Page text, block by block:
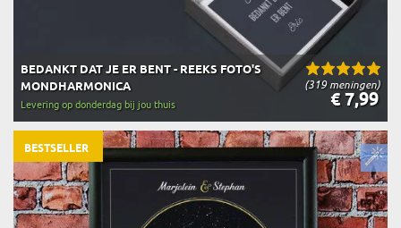
(319 meningen)
BEDANKT DAT JE ER BENT - REEKS FOTO'S
MONDHARMONICA
€ 7,99
Levering op donderdag bij jou thuis
BESTSELLER